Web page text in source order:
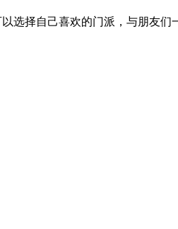
选择自己喜欢的门派，与朋友